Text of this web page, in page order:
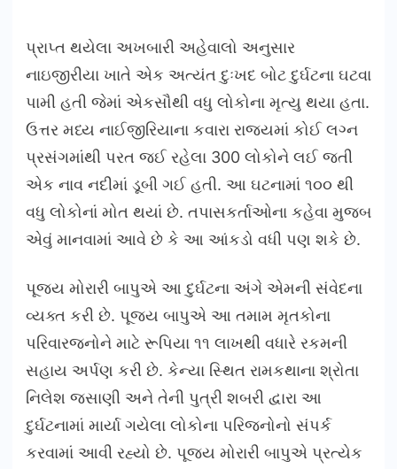
પ્રાપ્ત થયેલા અખબારી અહેવાલો અનુસાર
નાઇજીરીયા ખાતે એક અત્યંત દુઃખદ બોટ દુર્ઘટના ઘટવા
પામી હતી જેમાં એકસૌથી વધુ લોકોના મૃત્યુ થયા હતા.
ઉત્તર મધ્ય નાઈજીરિયાના કવારા રાજ્યમાં કોઈ લગ્ન
પ્રસંગમાંથી પરત જઈ રહેલા 300 લોકોને લઈ જતી
એક નાવ નદીમાં ડૂબી ગઈ હતી. આ ઘટનામાં ૧૦૦ થી
વધુ લોકોનાં મોત થયાં છે. તપાસકર્તાઓના કહેવા મુજબ
એવું માનવામાં આવે છે કે આ આંકડો વધી પણ શકે છે.
પૂજ્ય મોરારી બાપુએ આ દુર્ઘટના અંગે એમની સંવેદના
વ્યક્ત કરી છે. પૂજ્ય બાપુએ આ તમામ મૃતકોના
પરિવારજનોને માટે રૂપિયા ૧૧ લાખથી વધારે રકમની
સહાય અર્પણ કરી છે. કેન્યા સ્થિત રામકથાના શ્રોતા
નિલેશ જસાણી અને તેની પુત્રી શબરી દ્વારા આ
દુર્ઘટનામાં માર્યા ગયેલા લોકોના પરિજનોનો સંપર્ક
કરવામાં આવી રહ્યો છે. પૂજ્ય મોરારી બાપુએ પ્રત્યેક